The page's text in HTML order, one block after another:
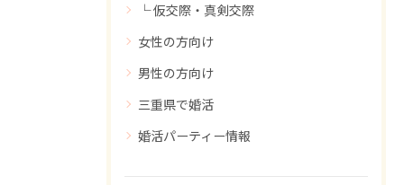
└ 仮交際・真剣交際
女性の方向け
男性の方向け
三重県で婚活
婚活パーティー情報